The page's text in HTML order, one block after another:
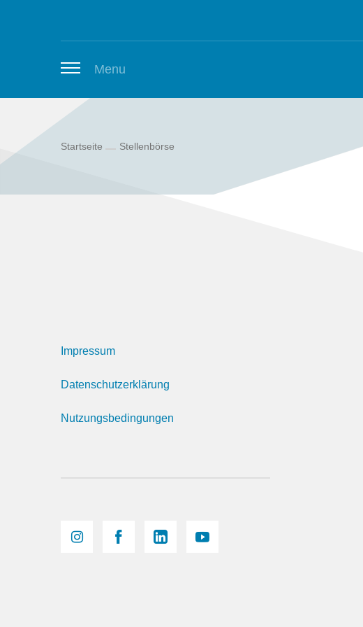
Menu
Thüringer Stellenbörse
Newsletter
Startseite Stellenbörse
Impressum
Datenschutzerklärung
Nutzungsbedingungen